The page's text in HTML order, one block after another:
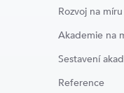
Rozvoj na míru
Akademie na
Sestavení
Reference